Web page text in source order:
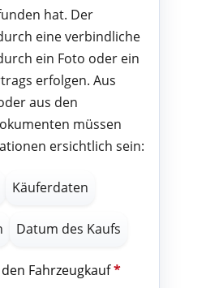
hat. Der
eine verbindliche
ein Foto oder ein
erfolgen. Aus
aus den
müssen
ersichtlich sein:
Käuferdaten
Datum des Kaufs
Fahrzeugkauf*